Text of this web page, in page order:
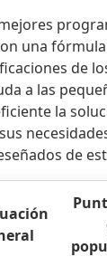
una
de
a las
la
de